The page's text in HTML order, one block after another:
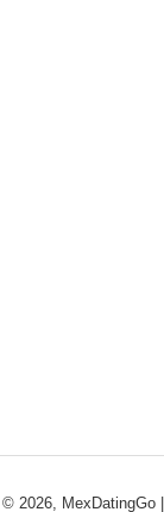
© 2026, MexDatingGo |